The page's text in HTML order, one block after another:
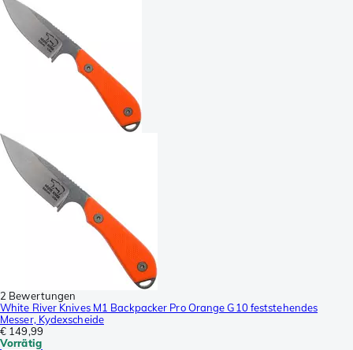
2 Bewertungen
White River Knives M1 Backpacker Pro Orange G10 feststehendes
Messer, Kydexscheide
€ 149,99
Vorrätig